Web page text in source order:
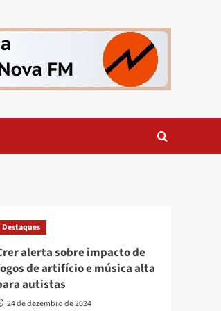
Destaques
alerta sobre impacto de
de artifício e música alta
autistas
24 de dezembro de 2024